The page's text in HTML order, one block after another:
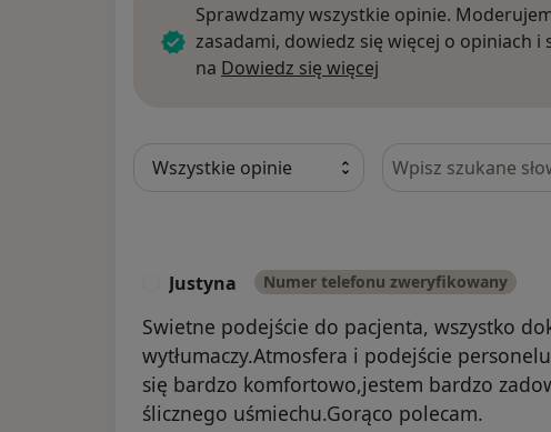
Sprawdzamy wszystkie opinie.
zasadami, dowiedz się więcej o opiniach
na Dowiedz się więcej
Szukaj w opiniach
Justyna Numer telefonu zweryfikowany
Swietne podejście do pacjenta, wszystko
wytłumaczy.Atmosfera i podejście
się bardzo komfortowo,jestem bardzo
ślicznego uśmiechu.Gorąco polecam.